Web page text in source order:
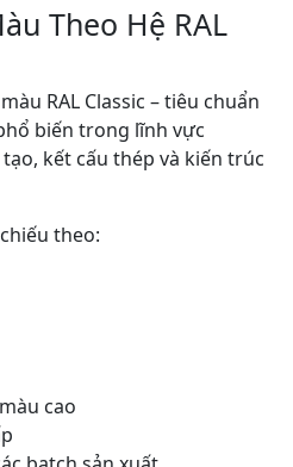
Theo Hệ RAL
RAL Classic – tiêu chuẩn
biến trong lĩnh vực
kết cấu thép và kiến trúc
theo:
cao